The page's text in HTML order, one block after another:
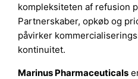
kompleksiteten af refusion
Partnerskaber, opkøb og
påvirker
kontinuitet.
Marinus Pharmaceuticals